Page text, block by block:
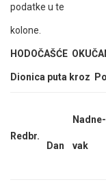
podatke u te
kolone.
HODOČAŠĆE
Dionica puta kroz
Redbr.
Dan
Nadne-
vak